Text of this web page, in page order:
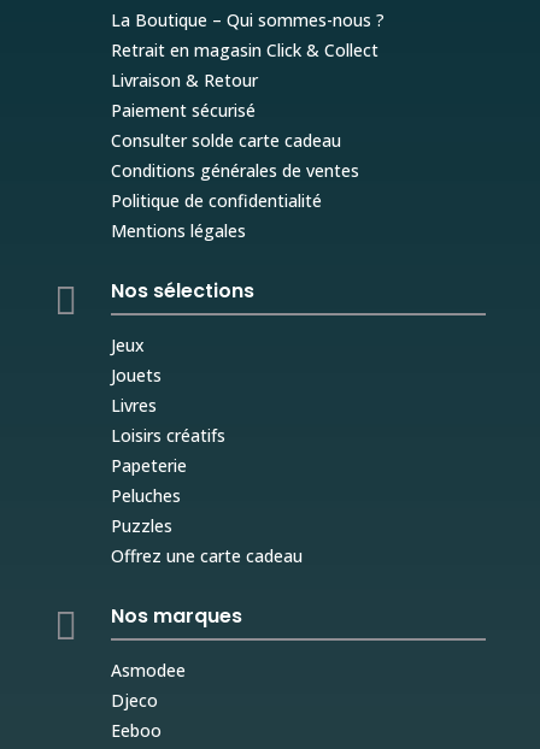
La Boutique – Qui sommes-nous ?
Retrait en magasin Click & Collect
Livraison & Retour
Paiement sécurisé
Consulter solde carte cadeau
Conditions générales de ventes
Politique de confidentialité
Mentions légales
 Nos sélections
Jeux
Jouets
Livres
Loisirs créatifs
Papeterie
Peluches
Puzzles
Offrez une carte cadeau
 Nos marques
Asmodee
Djeco
Eeboo